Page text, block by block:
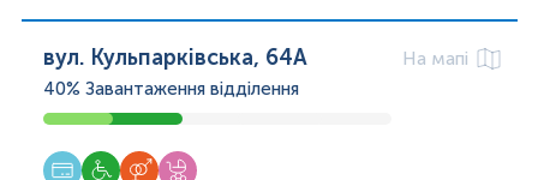
вул. Кульпарківська, 64А
На мапі
40% Завантаження відділення